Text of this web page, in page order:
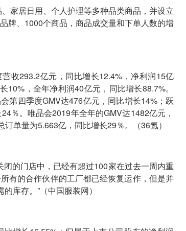
家居日用、个人护理等多种品类商品，并设立
牌、1000个商品，商品成交量和下单人数的增
收293.2亿元，同比增长12.4%，净利润15亿
，全年净利润40亿元，同比增长88.7%。
第四季度GMV达476亿元，同比增长14%；跃
％。唯品会2019年全年的GMV达1482亿元，
单量为5.663亿，同比增长29％。（36氪）
的门店中，已经有超过100家在过去一周内重
有的合作伙伴的工厂都已经恢复运作，但是并
库存。”（中国服装网）